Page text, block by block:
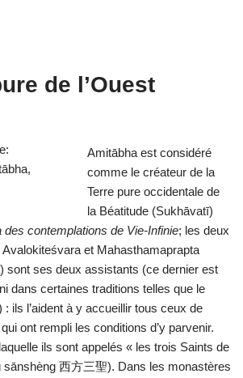
de l’Ouest
Amitābha est considéré
comme le créateur de la
Terre pure occidentale de
la Béatitude (Sukhāvatī)
des contemplations de Vie-Infinie; les deux
et Mahasthamaprapta
sont ses deux assistants (ce dernier est
dans certaines traditions telles que le
: ils l’aident à y accueillir tous ceux de
ont rempli les conditions d’y parvenir.
ils sont appelés « les trois Saints de
sānshèng 西方三聖). Dans les monastères